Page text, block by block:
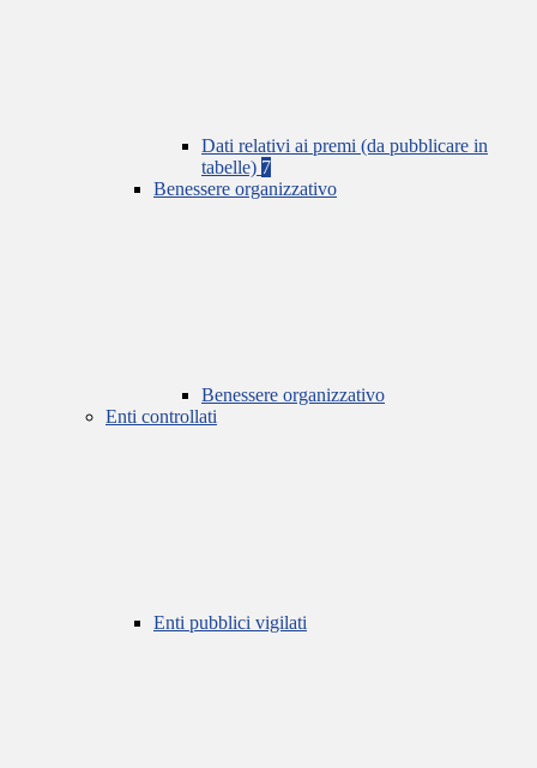
Dati relativi ai premi (da pubblicare in
tabelle) 7
Benessere organizzativo
Benessere organizzativo
Enti controllati
Enti pubblici vigilati